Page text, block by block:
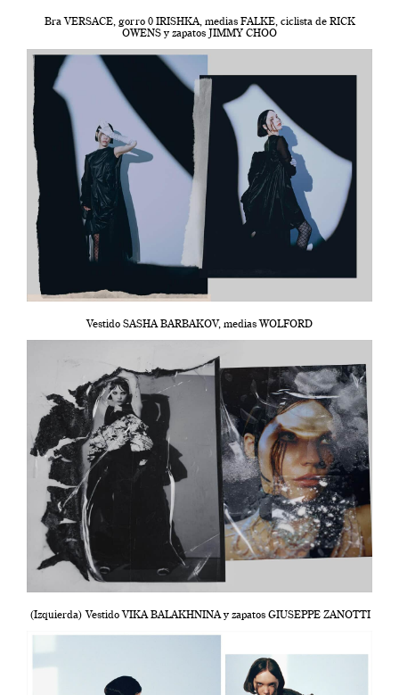
Bra VERSACE, gorro 0 IRISHKA, medias FALKE, ciclista de RICK
OWENS y zapatos JIMMY CHOO
Vestido SASHA BARBAKOV, medias WOLFORD
(Izquierda) Vestido VIKA BALAKHNINA y zapatos GIUSEPPE ZANOTTI